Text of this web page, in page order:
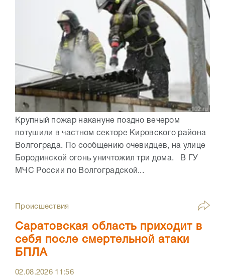
Крупный пожар накануне поздно вечером
потушили в частном секторе Кировского района
Волгограда. По сообщению очевидцев, на улице
Бородинской огонь уничтожил три дома. В ГУ
МЧС России по Волгоградской...
Происшествия
Саратовская область приходит в
себя после смертельной атаки
БПЛА
02.08.2026 11:56